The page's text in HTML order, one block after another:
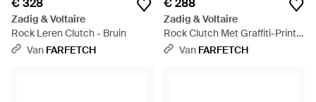
€ 328
Zadig & Voltaire
Rock Leren Clutch - Bruin
Van FARFETCH
€ 288
Zadig & Voltaire
Rock Clutch Met Graffiti-Print -
Zwart
Van FARFETCH